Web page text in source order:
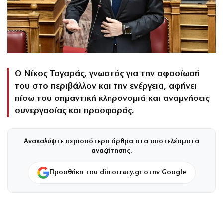
Ο Νίκος Ταγαράς, γνωστός για την αφοσίωσή
του στο περιβάλλον και την ενέργεια, αφήνει
πίσω του σημαντική κληρονομιά και αναμνήσεις
συνεργασίας και προσφοράς.
Ανακαλύψτε περισσότερα άρθρα στα αποτελέσματα
αναζήτησης.
Προσθήκη του dimocracy.gr στην Google